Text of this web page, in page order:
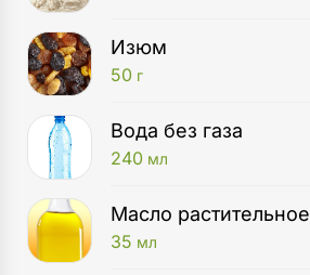
Изюм
50 г
Вода без газа
240 мл
Масло растительное
35 мл